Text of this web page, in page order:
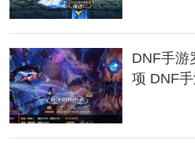
蹲伏，撑到觉醒技能CD
40层的怪十猛龙出招比较规律
之后才会用三段斩起手接猛龙
并且也是唯一伤害高的技能，
了。
DNF手游
项 DNF